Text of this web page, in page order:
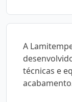
A
técnicas e